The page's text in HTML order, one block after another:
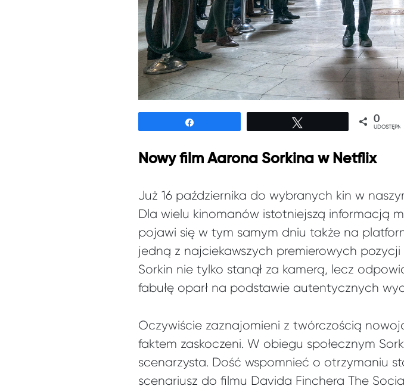
0
Nowy film Aarona Sorkina w Netflix
Już 16 października do wybranych kin w
Dla wielu kinomanów istotniejszą informacją
pojawi się w tym samym dniu także na
jedną z najciekawszych premierowych
Sorkin nie tylko stanął za kamerą, lecz
fabułę oparł na podstawie autentycznych
Oczywiście zaznajomieni z twórczością
faktem zaskoczeni. W obiegu społecznym
scenarzysta. Dość wspomnieć o otrzymaniu
scenariusz do filmu Davida Finchera The